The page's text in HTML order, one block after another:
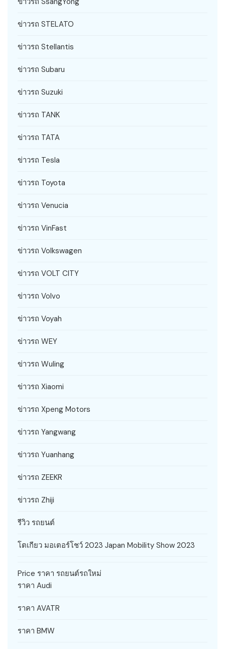
ข่าวรถ STELATO
ข่าวรถ Stellantis
ข่าวรถ Subaru
ข่าวรถ Suzuki
ข่าวรถ TANK
ข่าวรถ TATA
ข่าวรถ Tesla
ข่าวรถ Toyota
ข่าวรถ Venucia
ข่าวรถ VinFast
ข่าวรถ Volkswagen
ข่าวรถ VOLT CITY
ข่าวรถ Volvo
ข่าวรถ Voyah
ข่าวรถ WEY
ข่าวรถ Wuling
ข่าวรถ Xiaomi
ข่าวรถ Xpeng Motors
ข่าวรถ Yangwang
ข่าวรถ Yuanhang
ข่าวรถ ZEEKR
ข่าวรถ Zhiji
รีวิว รถยนต์
โตเกียว มอเตอร์โชว์ 2023 Japan Mobility Show 2023
Price ราคา รถยนต์รถใหม่
ราคา Audi
ราคา AVATR
ราคา BMW